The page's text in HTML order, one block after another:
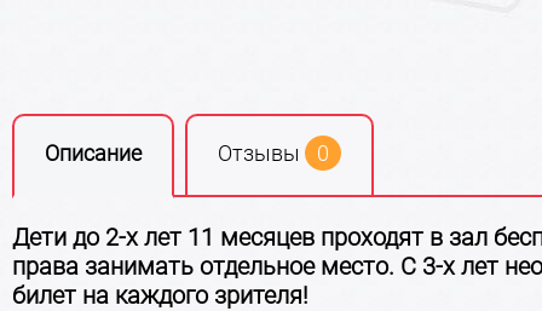
15 августа Суббота, 13:00
15августа Суббота, 17:00 Выбор
Описание Отзывы 0
Дети до 2-х лет 11 месяцев проходят в зал
права занимать отдельное место. С 3-х лет
билет на каждого зрителя!